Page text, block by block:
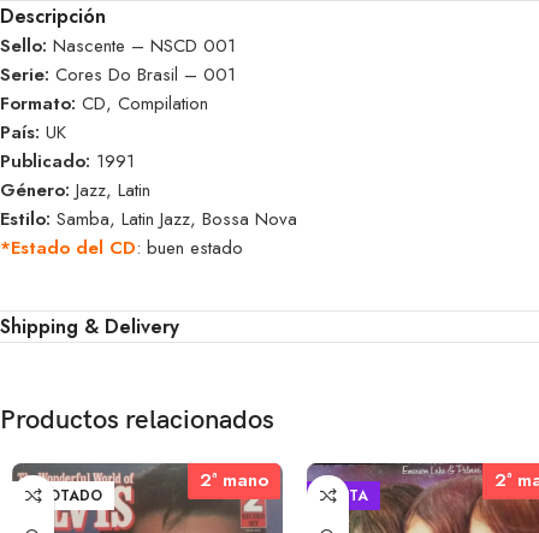
Descripción
Sello: Nascente – NSCD 001
Serie: Cores Do Brasil – 001
Formato: CD, Compilation
País: UK
Publicado: 1991
Género: Jazz, Latin
Estilo: Samba, Latin Jazz, Bossa Nova
*Estado del CD: buen estado
Shipping & Delivery
Productos relacionados
AGOTADO
2ª mano
2ª mano
VENTA
2ª
2ª